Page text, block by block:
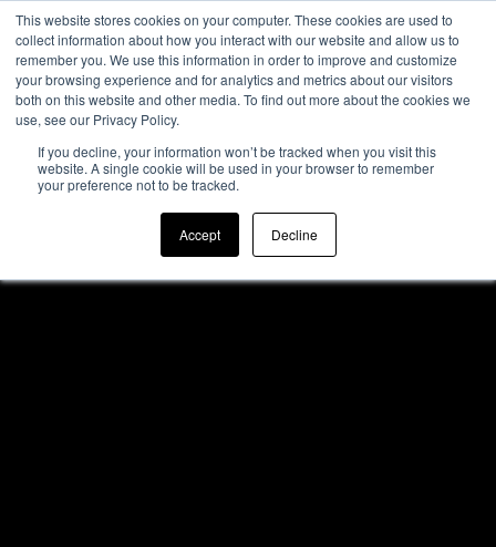
This website stores cookies on your computer. These cookies are used to
collect information about how you interact with our website and allow us to
remember you. We use this information in order to improve and customize
your browsing experience and for analytics and metrics about our visitors
both on this website and other media. To find out more about the cookies we
use, see our Privacy Policy.
If you decline, your information won’t be tracked when you visit this
website. A single cookie will be used in your browser to remember
your preference not to be tracked.
Accept Decline